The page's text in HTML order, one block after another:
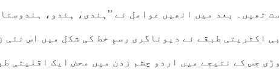
تھیں۔ بعد میں انھیں عوامل نے ’’ہندی، ہندو،
اکثریتی طبقے نے دیوناگری رسمِ خط کی شکل میں اس نئی
جس کے نتیجے میں اردو چشم زدن میں محض ایک اقلیتی